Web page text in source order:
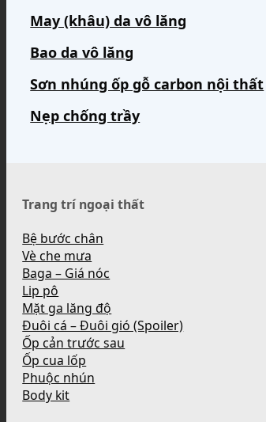
May (khâu) da vô lăng
Bao da vô lăng
Sơn nhúng ốp gỗ carbon nội thất
Nẹp chống trầy
Trang trí ngoại thất
Bệ bước chân
Vè che mưa
Baga – Giá nóc
Lip pô
Mặt ga lăng độ
Đuôi cá – Đuôi gió (Spoiler)
Ốp cản trước sau
Ốp cua lốp
Phuộc nhún
Body kit